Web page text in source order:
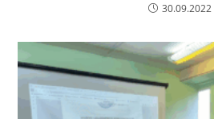
30.09.2022